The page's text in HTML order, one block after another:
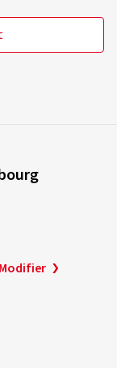
Modifier